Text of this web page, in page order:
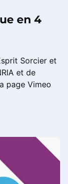
en 4
Sorcier et
et de
page Vimeo